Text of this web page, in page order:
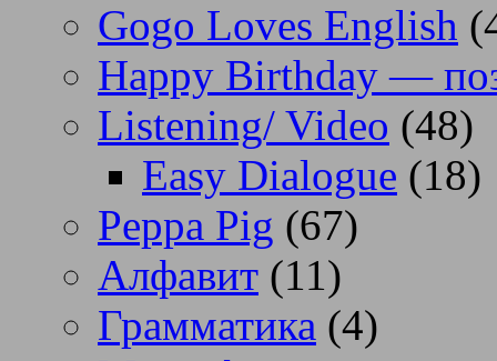
Gogo Loves English
Happy Birthday —
Listening/ Video (48)
Easy Dialogue (18)
Peppa Pig (67)
Алфавит (11)
Грамматика (4)